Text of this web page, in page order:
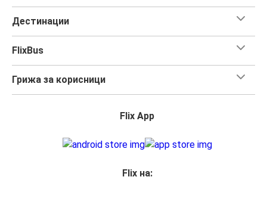
Дестинации
FlixBus
Грижа за корисници
Flix App
Flix на: